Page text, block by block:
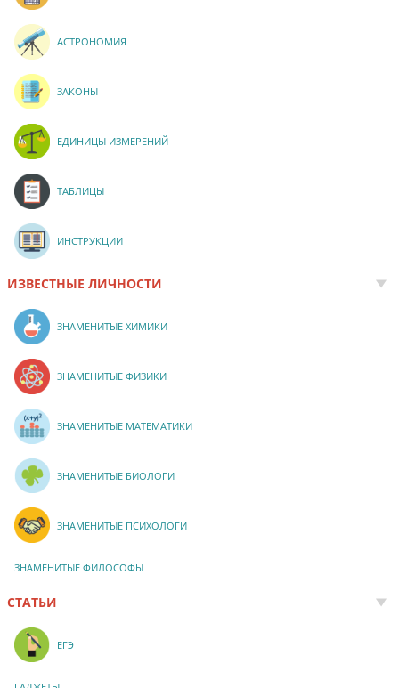
АСТРОНОМИЯ
ЗАКОНЫ
ЕДИНИЦЫ ИЗМЕРЕНИЙ
ТАБЛИЦЫ
ИНСТРУКЦИИ
ИЗВЕСТНЫЕ ЛИЧНОСТИ
ЗНАМЕНИТЫЕ ХИМИКИ
ЗНАМЕНИТЫЕ ФИЗИКИ
ЗНАМЕНИТЫЕ МАТЕМАТИКИ
ЗНАМЕНИТЫЕ БИОЛОГИ
ЗНАМЕНИТЫЕ ПСИХОЛОГИ
ЗНАМЕНИТЫЕ ФИЛОСОФЫ
СТАТЬИ
ЕГЭ